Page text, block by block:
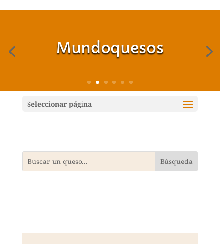
Mundoquesos
Seleccionar página